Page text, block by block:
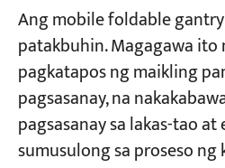
Ang mobile foldable
patakbuhin. Magagawa
pagkatapos ng maikling
pagsasanay, na
pagsasanay sa lakas-tao
sumusulong sa proseso